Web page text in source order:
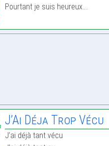
Pourtant je suis heureux.…
J’Ai Déja Trop Vécu
J’ai déjà tant vécu